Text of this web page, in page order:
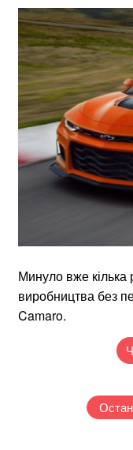
Минуло вже кілька
виробництва без
Camaro.